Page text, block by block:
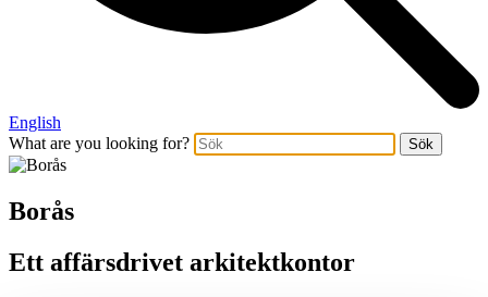
English
What are you looking for?
Sök
Borås
Ett affärsdrivet arkitektkontor